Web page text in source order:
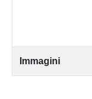
Immagini